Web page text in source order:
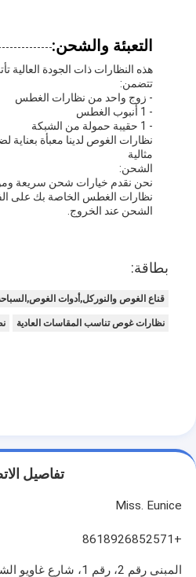
التعبئة والشحن:
هذه النظارات ذات الجودة العالية
تتضمن:
- زوج واحد من نظارات الغطس
- 1 أنبوب الغطس
- 1 حقيبة حمولة من الشبكة
نظارات الغوص لدينا معبأة بعناية
مثالية
الشحن:
نحن نقدم خيارات شحن سريعة
نظارات الغطس الخاصة بك على
الشحن عند الخروج.
بطاقة:
قناع الغوص والنوركل,أدوات
نظارات غوص تناسب المقاسات العادية
تفاصيل
Miss. Eunice
+8618926852571
المبنى رقم 2، رقم 1،